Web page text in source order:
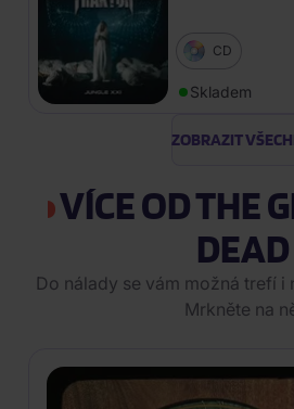
CD
Skladem
ZOBRAZIT
VÍCE OD THE
DEAD
Do nálady se vám možná trefí i
Mrkněte na